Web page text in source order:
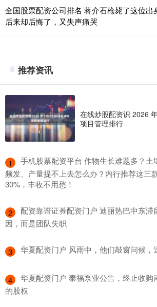
全国股票配资公司排名 蒋介石枪毙了这位出
后来却后悔了，又失声痛哭
推荐资讯
在线炒股配资识 2026
项目管理排行
1
手机股票配资平台 作物生长难题多？土
频发、产量提不上去怎么办？内行推荐这三
30%，丰收不用愁！
2
配资靠谱证券配资门户 迪丽热巴中东滞
因，而是团队失职
3 华夏配资门户 风雨中，他们敲窗问候，
4
华夏配资门户 泰福泵业公告，终止收购
的股权